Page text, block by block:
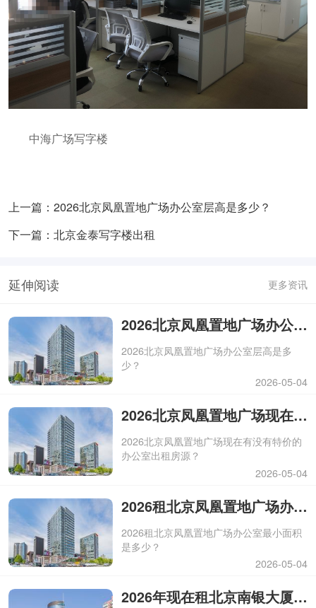
中海广场写字楼
上一篇：2026北京凤凰置地广场办公室层高是多少？
下一篇：北京金泰写字楼出租
延伸阅读 更多资讯
2026北京凤凰置地广场办公室层高是多少？
2026北京凤凰置地广场办公室层高是多
少？
2026-05-04
2026北京凤凰置地广场现在有没有特价的办公室出租房源？
2026北京凤凰置地广场现在有没有特价的
办公室出租房源？
2026-05-04
2026租北京凤凰置地广场办公室最小面积是多少？
2026租北京凤凰置地广场办公室最小面积
是多少？
2026-05-04
2026年现在租北京南银大厦的办公室，有没有相关的政府补贴可以申请？